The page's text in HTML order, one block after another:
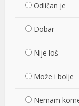
Odličan je
Dobar
Nije loš
Može i bolje
Nemam